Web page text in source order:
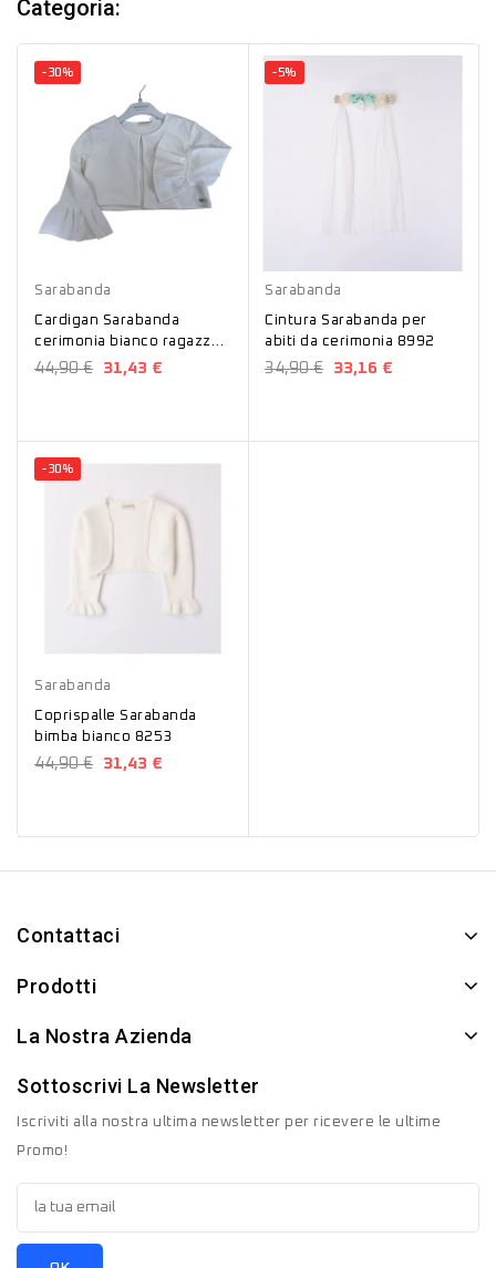
Categoria:
-30%
Sarabanda
Cardigan Sarabanda
cerimonia bianco ragazza
8450
44,90 € 31,43 €
-5%
Sarabanda
Cintura Sarabanda per
abiti da cerimonia 8992
34,90 € 33,16 €
-30%
Sarabanda
Coprispalle Sarabanda
bimba bianco 8253
44,90 € 31,43 €
Contattaci
Prodotti
La Nostra Azienda
Sottoscrivi La Newsletter
Iscriviti alla nostra ultima newsletter per ricevere le ultime
Promo!